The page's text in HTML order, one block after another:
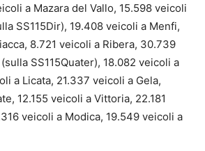
a Mazara del Vallo, 15.598 veicoli
SS115Dir), 19.408 veicoli a Menfi,
8.721 veicoli a Ribera, 30.739
SS115Quater), 18.082 veicoli a
a Licata, 21.337 veicoli a Gela,
12.155 veicoli a Vittoria, 22.181
veicoli a Modica, 19.549 veicoli a